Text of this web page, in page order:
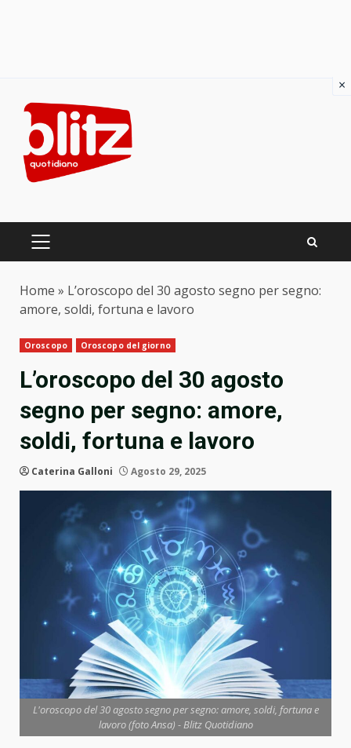
content
PRIMARY
Home » L’oroscopo del 30 agosto segno per segno:
amore, soldi, fortuna e lavoro
Oroscopo Oroscopo del giorno
L’oroscopo del 30 agosto
segno per segno: amore,
soldi, fortuna e lavoro
Caterina Galloni Agosto 29, 2025
L'oroscopo del 30 agosto segno per segno: amore, soldi, fortuna e
lavoro (foto Ansa) - Blitz Quotidiano
×